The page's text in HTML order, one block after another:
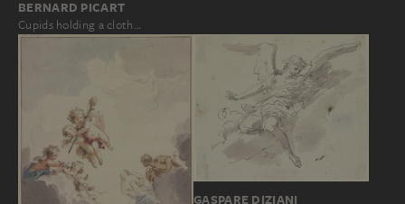
BERNARD PICART
Cupids holding a cloth…
GASPARE DIZIANI